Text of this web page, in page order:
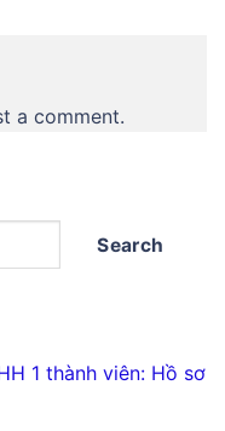
a comment.
Search
1 thành viên: Hồ sơ